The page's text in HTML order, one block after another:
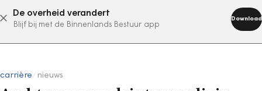
De overheid verandert
Blijf bij met de Binnenlands Bestuur app
Download
abonneer nu
carrière nieuws